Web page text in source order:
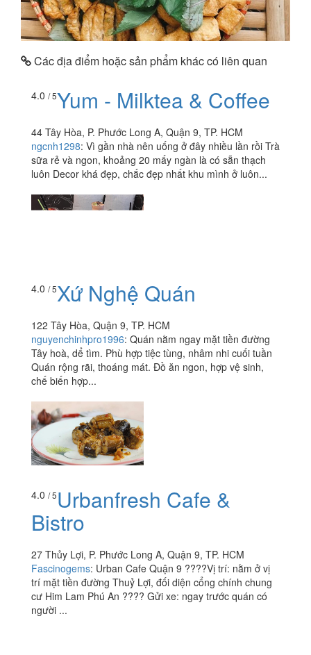
Các địa điểm hoặc sản phẩm khác có liên quan
4.0 / 5Yum - Milktea & Coffee
44 Tây Hòa, P. Phước Long A, Quận 9, TP. HCM
ngcnh1298: Vì gần nhà nên uống ở đây nhiều lần rồi Trà
sữa rẻ và ngon, khoảng 20 mấy ngàn là có sẵn thạch
luôn Decor khá đẹp, chắc đẹp nhất khu mình ở luôn...
4.0 / 5Xứ Nghệ Quán
122 Tây Hòa, Quận 9, TP. HCM
nguyenchinhpro1996: Quán nằm ngay mặt tiền đường
Tây hoà, dể tìm. Phù hợp tiệc tùng, nhâm nhi cuối tuần
Quán rộng rãi, thoáng mát. Đồ ăn ngon, hợp vệ sinh,
chế biến hợp...
4.0 / 5Urbanfresh Cafe &
Bistro
27 Thủy Lợi, P. Phước Long A, Quận 9, TP. HCM
Fascinogems: Urban Cafe Quận 9 ????Vị trí: nằm ở vị
trí mặt tiền đường Thuỷ Lợi, đối diện cổng chính chung
cư Him Lam Phú An ???? Gửi xe: ngay trước quán có
người ...